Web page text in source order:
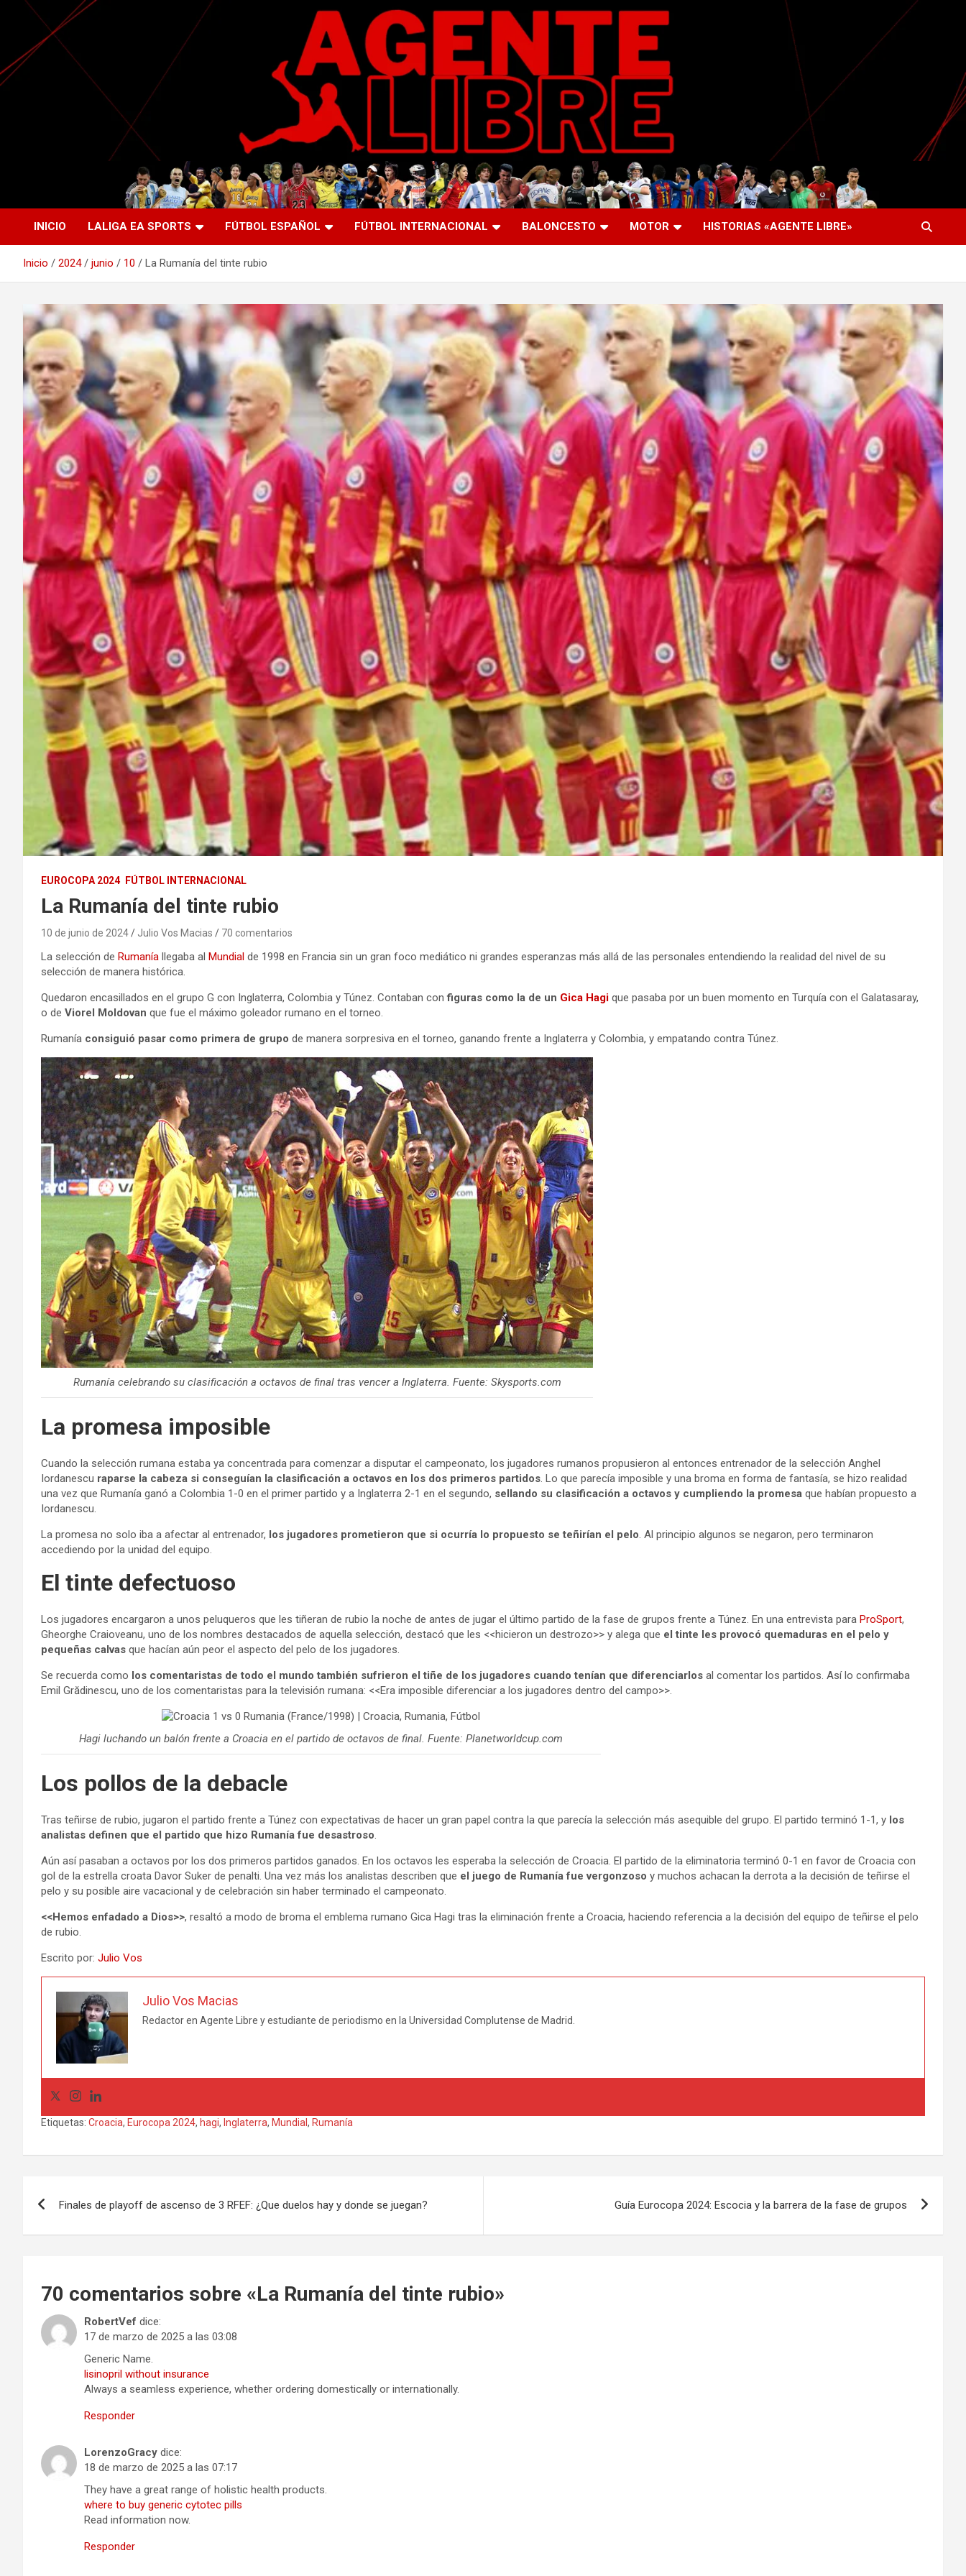
Saltar
contenido
Agente Libre Digital
La nueva generación del periodismo deportivo.
INICIO LALIGA EA SPORTS FÚTBOL ESPAÑOL FÚTBOL INTERNACIONAL BALONCESTO MOTOR HISTORIAS «AGENTE LIBRE»
Inicio 2024 junio 10 La Rumanía del tinte rubio
EUROCOPA 2024 FÚTBOL INTERNACIONAL
La Rumanía del tinte rubio
10 de junio de 2024 Julio Vos Macias 70 comentarios
La selección de Rumanía llegaba al Mundial de 1998 en Francia sin un gran foco mediático ni grandes esperanzas más allá de las personales entendiendo la realidad del nivel de su
selección de manera histórica.
Quedaron encasillados en el grupo G con Inglaterra, Colombia y Túnez. Contaban configuras como la de un Gica Hagi que pasaba por un buen momento en Turquía con el Galatasaray,
o de Viorel Moldovan que fue el máximo goleador rumano en el torneo.
Rumanía consiguió pasar como primera de grupo de manera sorpresiva en el torneo, ganando frente a Inglaterra y Colombia, y empatando contra Túnez.
Rumanía celebrando su clasificación a octavos de final tras vencer a Inglaterra. Fuente: Skysports.com
La promesa imposible
Cuando la selección rumana estaba ya concentrada para comenzar a disputar el campeonato, los jugadores rumanos propusieron al entonces entrenador de la selección Anghel
Iordanescu raparse la cabeza si conseguían la clasificación a octavos en los dos primeros partidos. Lo que parecía imposible y una broma en forma de fantasía, se hizo realidad
una vez que Rumanía ganó a Colombia 1-0 en el primer partido y a Inglaterra 2-1 en el segundo, sellando su clasificación a octavos y cumpliendo la promesa que habían propuesto a
Iordanescu.
La promesa no solo iba a afectar al entrenador, los jugadores prometieron que si ocurría lo propuesto se teñirían el pelo. Al principio algunos se negaron, pero terminaron
accediendo por la unidad del equipo.
El tinte defectuoso
Los jugadores encargaron a unos peluqueros que les tiñeran de rubio la noche de antes de jugar el último partido de la fase de grupos frente a Túnez. En una entrevista para ProSport,
Gheorghe Craioveanu, uno de los nombres destacados de aquella selección, destacó que les <<hicieron un destrozo>> y alega que el tinte les provocó quemaduras en el pelo y
pequeñas calvas que hacían aún peor el aspecto del pelo de los jugadores.
Se recuerda como los comentaristas de todo el mundo también sufrieron el tiñe de los jugadores cuando tenían que diferenciarlos al comentar los partidos. Así lo confirmaba
Emil Grădinescu, uno de los comentaristas para la televisión rumana: <<Era imposible diferenciar a los jugadores dentro del campo>>.
Hagi luchando un balón frente a Croacia en el partido de octavos de final. Fuente: Planetworldcup.com
Los pollos de la debacle
Tras teñirse de rubio, jugaron el partido frente a Túnez con expectativas de hacer un gran papel contra la que parecía la selección más asequible del grupo. El partido terminó 1-1, y los
analistas definen que el partido que hizo Rumanía fue desastroso.
Aún así pasaban a octavos por los dos primeros partidos ganados. En los octavos les esperaba la selección de Croacia. El partido de la eliminatoria terminó 0-1 en favor de Croacia con
gol de la estrella croata Davor Suker de penalti. Una vez más los analistas describen que el juego de Rumanía fue vergonzoso y muchos achacan la derrota a la decisión de teñirse el
pelo y su posible aire vacacional y de celebración sin haber terminado el campeonato.
<<Hemos enfadado a Dios>>, resaltó a modo de broma el emblema rumano Gica Hagi tras la eliminación frente a Croacia, haciendo referencia a la decisión del equipo de teñirse el pelo
de rubio.
Escrito por: Julio Vos
Julio Vos Macias
Redactor en Agente Libre y estudiante de periodismo en la Universidad Complutense de Madrid.
Etiquetas: Croacia, Eurocopa 2024, hagi, Inglaterra, Mundial , Rumanía
Finales de playoff de ascenso de 3 RFEF: ¿Que duelos hay y donde se juegan? Guía Eurocopa 2024: Escocia y la barrera de la fase de grupos
70 comentarios sobre «La Rumanía del tinte rubio»
RobertVef dice:
17 de marzo de 2025 a las 03:08
Generic Name.
lisinopril without insurance
Always a seamless experience, whether ordering domestically or internationally.
Responder
LorenzoGracy dice:
18 de marzo de 2025 a las 07:17
They have a great range of holistic health products.
where to buy generic cytotec pills
Read information now.
Responder